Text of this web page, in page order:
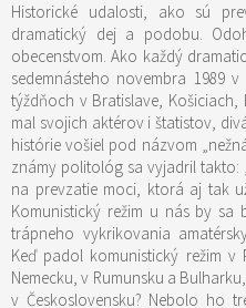
Historické udalosti, ako sú prevraty a revolúcie, mávajú neraz
dramatický dej a podobu.
obecenstvom. Ako každý
sedemnásteho novembra 1989
týždňoch v Bratislave,
mal svojich aktérov i štatistov, divákov i komparz, Do našej najnovšej
histórie vošiel pod názvom „nežná“ alebo „zamatová“ revolúcia. Istý
známy politológ sa vyjadril takto:
na prevzatie moci, ktorá aj tak
Komunistický režim u nás by
trápneho vykrikovania
Keď padol komunistický režim v Poľsku, Maďarsku, vo
Nemecku, v Rumunsku a
v Československu? Nebolo ho